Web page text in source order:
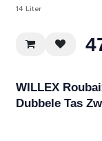
14 Liter
WILLEX
Dubbele Tas